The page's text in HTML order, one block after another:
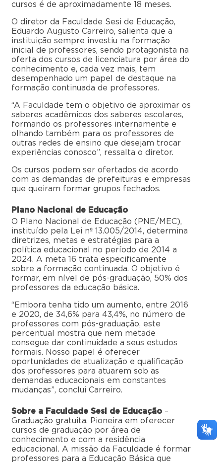
cursos é de aproximadamente 18 meses.
O diretor da Faculdade Sesi de Educação,
Eduardo Augusto Carreiro, salienta que a
instituição sempre investiu na formação
inicial de professores, sendo protagonista na
oferta dos cursos de licenciatura por área do
conhecimento e, cada vez mais, tem
desempenhado um papel de destaque na
formação continuada de professores.
“A Faculdade tem o objetivo de aproximar os
saberes acadêmicos dos saberes escolares,
formando os professores internamente e
olhando também para os professores de
outras redes de ensino que desejam trocar
experiências conosco”, ressalta o diretor.
Os cursos podem ser ofertados de acordo
com as demandas de prefeituras e empresas
que queiram formar grupos fechados.
Plano Nacional de Educação
O Plano Nacional de Educação (PNE/MEC),
instituído pela Lei nº 13.005/2014, determina
diretrizes, metas e estratégias para a
política educacional no período de 2014 a
2024. A meta 16 trata especificamente
sobre a formação continuada. O objetivo é
formar, em nível de pós-graduação, 50% dos
professores da educação básica.
“Embora tenha tido um aumento, entre 2016
e 2020, de 34,6% para 43,4%, no número de
professores com pós-graduação, este
percentual mostra que nem metade
consegue dar continuidade a seus estudos
formais. Nosso papel é oferecer
oportunidades de atualização e qualificação
dos professores para atuarem sob as
demandas educacionais em constantes
mudanças”, conclui Carreiro.
Sobre a Faculdade Sesi de Educação –
Graduação gratuita. Pioneira em oferecer
cursos de graduação por área de
conhecimento e com a residência
educacional. A missão da Faculdade é formar
professores para a Educação Básica que